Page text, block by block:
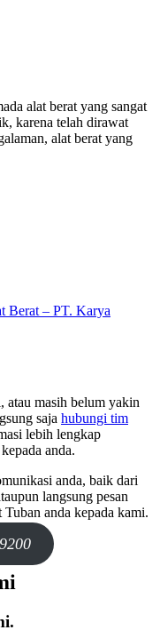
alat berat yang sangat
karena telah dirawat
alat berat yang
Berat – PT. Karya
atau masih belum yakin
saja hubungi tim
lebih lengkap
anda.
anda, baik dari
langsung pesan
anda kepada kami.